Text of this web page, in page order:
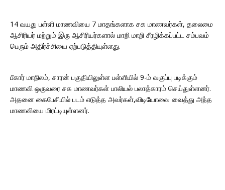
14 வயது பள்ளி மாணவியை 7 மாதங்களாக சக மாணவர்கள், தலைமை
ஆசிரியர் மற்றும் இரு ஆசிரியர்களால் மாறி மாறி சீரழிக்கப்பட்ட சம்பவம்
பெரும் அதிர்ச்சியை ஏற்படுத்தியுள்ளது.
பீகார் மாநிலம், சாரன் பகுதியிலுள்ள பள்ளியில் 9-ம் வகுப்பு படிக்கும்
மாணவி ஒருவரை சக மாணவர்கள் பாலியல் பலாத்காரம் செய்துள்ளனர்.
அதனை கைபேசியில் படம் எடுத்த அவர்கள்,விடியோவை வைத்து அந்த
மாணவியை மிரட்டியுள்ளனர்.